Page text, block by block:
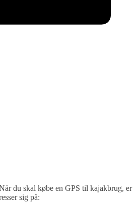
du skal købe en GPS til kajakbrug, er
sig på: